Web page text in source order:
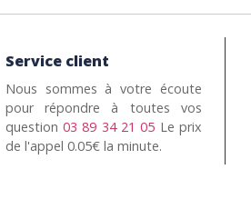
Service client
Nous sommes à votre écoute
pour répondre à toutes vos
question03 89 34 21 05 Le prix
de l'appel 0.05€ la minute.